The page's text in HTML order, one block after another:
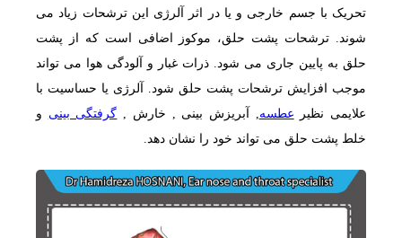
تحریک با جسم خارجی و یا در اثر آلرژی این ترشحات زیاد می
شوند. ترشحات پشت حلق، موکوز اضافی است که از پشت
حلق به پایین جاری می شود. ذرات غبار و آلودگی هوا می تواند
موجب افزایش ترشحات پشت حلق شود. آلرژی یا حساسیت با
علایمی نظیر عطسه, آبریزش بینی , خارش , گرفتگی بینی و
خلط پشت حلق می تواند خود را نشان دهد.